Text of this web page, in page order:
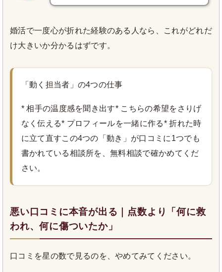
婚活で一度心が折れた経験のある人なら、これがどれだ
け大きいか分かるはずです。
「動く担当者」の4つの仕事
* 相手の温度感を聞き出す* こちらの希望をさりげ
なく伝える* プロフィールを一緒に作る* 折れた時
に立て直すこの4つの「動き」が口コミに1つでも
書かれている相談所を、無料相談で確かめてくだ
さい。
悪い口コミに本音が出る｜点数より「何に救
われ、何に傷ついたか」
口コミを星の数で見るのを、やめてみてください。